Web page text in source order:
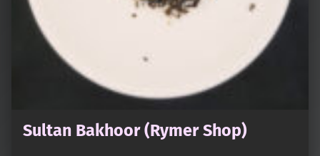
Sultan Bakhoor (Rymer Shop)